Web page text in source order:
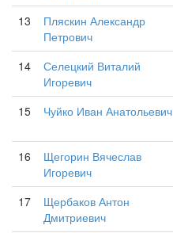
13
Пляскин Александр
Петрович
14
Селецкий Виталий
Игоревич
15
Чуйко Иван Анатольевич
16
Щегорин Вячеслав
Игоревич
17
Щербаков Антон
Дмитриевич